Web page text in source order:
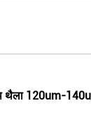
थैला 120um-